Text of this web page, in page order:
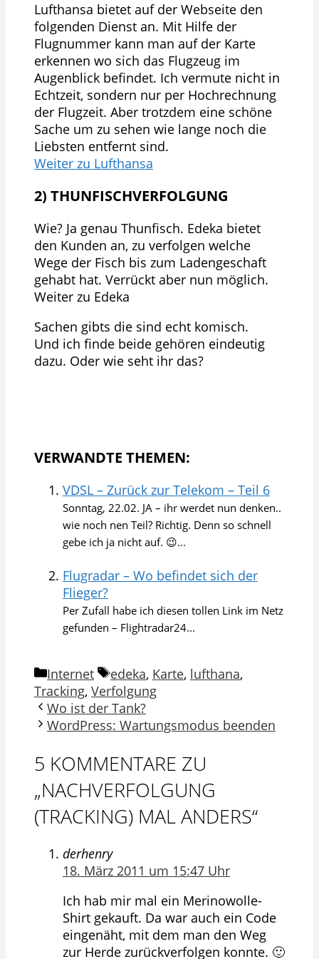
Lufthansa bietet auf der Webseite den
folgenden Dienst an. Mit Hilfe der
Flugnummer kann man auf der Karte
erkennen wo sich das Flugzeug im
Augenblick befindet. Ich vermute nicht in
Echtzeit, sondern nur per Hochrechnung
der Flugzeit. Aber trotzdem eine schöne
Sache um zu sehen wie lange noch die
Liebsten entfernt sind.
Weiter zu Lufthansa
2) THUNFISCHVERFOLGUNG
Wie? Ja genau Thunfisch. Edeka bietet
den Kunden an, zu verfolgen welche
Wege der Fisch bis zum Ladengeschaft
gehabt hat. Verrückt aber nun möglich.
Weiter zu Edeka
Sachen gibts die sind echt komisch.
Und ich finde beide gehören eindeutig
dazu. Oder wie seht ihr das?
VERWANDTE THEMEN:
VDSL – Zurück zur Telekom – Teil 6
Sonntag, 22.02. JA – ihr werdet nun denken..
wie noch nen Teil? Richtig. Denn so schnell
gebe ich ja nicht auf. 😉...
Flugradar – Wo befindet sich der
Flieger?
Per Zufall habe ich diesen tollen Link im Netz
gefunden – Flightradar24...
Kategorien
Internet Schlagwörter
edeka, Karte, lufthana,
Tracking, Verfolgung
Wo ist der Tank?
WordPress: Wartungsmodus beenden
5 KOMMENTARE ZU
„NACHVERFOLGUNG
(TRACKING) MAL ANDERS“
derhenry
18. März 2011 um 15:47 Uhr
Ich hab mir mal ein Merinowolle-
Shirt gekauft. Da war auch ein Code
eingenäht, mit dem man den Weg
zur Herde zurückverfolgen konnte. 🙂